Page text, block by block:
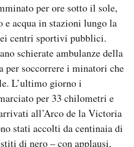
per ore sotto il sole,
e acqua in stazioni lungo la
centri sportivi pubblici.
schierate ambulanze della
per soccorrere i minatori che
L’ultimo giorno i
per 33 chilometri e
all’Arco de la Victoria
stati accolti da centinaia di
di nero – con applausi,